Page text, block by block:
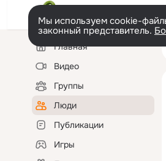
Мы используем cookie-
законный представитель.
Левая
колонкаГлавная
Видео
Группы
Люди
Публикации
Игры